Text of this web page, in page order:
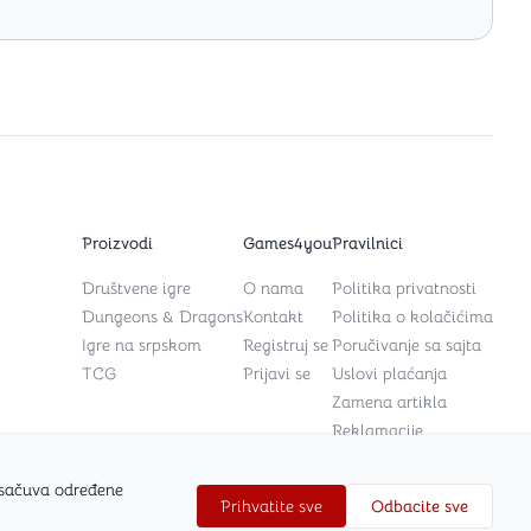
određene
Prihvatite sve Odbacite sve
Proizvodi
Društvene igre
Dungeons & Dragons
Igre na srpskom
TCG
Games4you
O nama
Kontakt
Registruj se
Prijavi se
Pravilnici
Politika privatnosti
Politika o kolačićima
Poručivanje sa sajta
Uslovi plaćanja
Zamena artikla
Reklamacije